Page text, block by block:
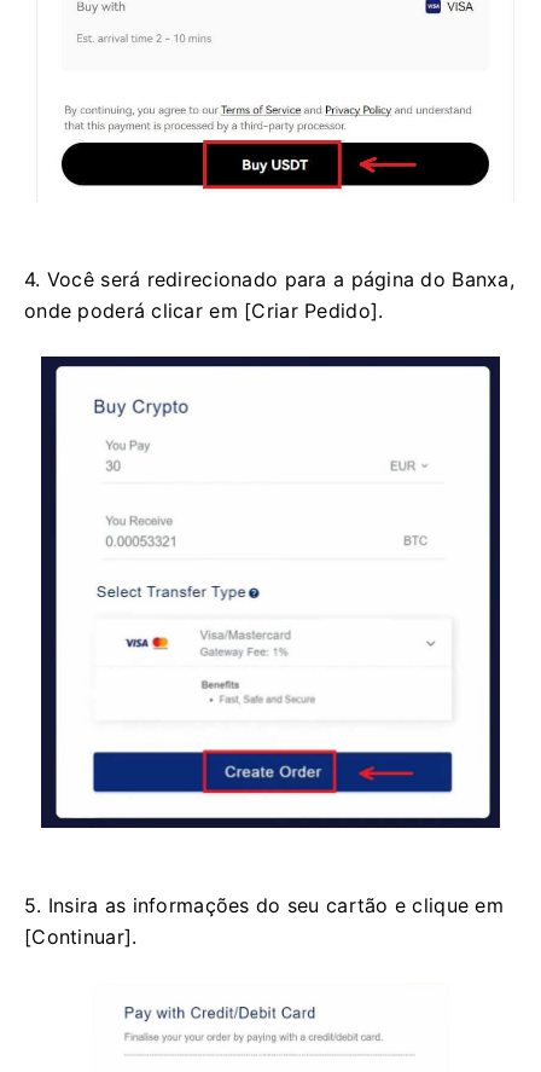
4. Você será redirecionado para a página do Banxa,
onde poderá clicar em [Criar Pedido].
5. Insira as informações do seu cartão e clique em
[Continuar].